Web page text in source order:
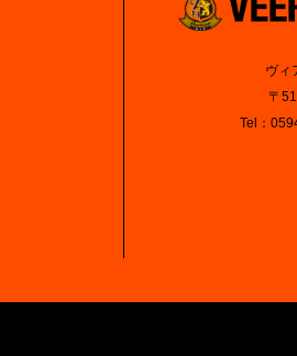
ヴィ
〒
Tel：